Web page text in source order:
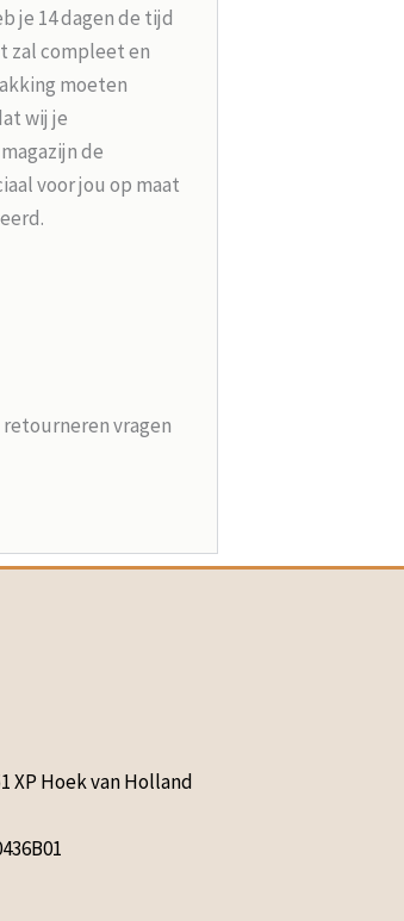
je 14 dagen de tijd
zal compleet en
moeten
wij je
de
voor jou op maat
vragen
XP Hoek van Holland